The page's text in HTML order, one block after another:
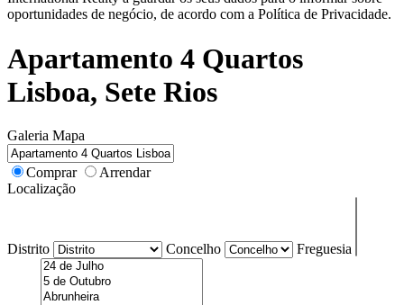
oportunidades de negócio, de acordo com a Política de Privacidade.
Apartamento 4 Quartos
Lisboa, Sete Rios
Galeria Mapa
Comprar
Arrendar
Localização
Distrito Concelho Freguesia